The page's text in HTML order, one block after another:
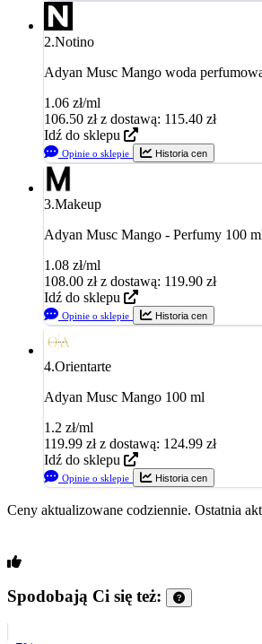
2.Notino
Adyan Musc Mango woda
1.06 zł/ml
106.50 zł z dostawą: 115.40 zł
Idź do sklepu
Opinie o sklepie Historia cen
3.Makeup
Adyan Musc Mango - Perfumy 100
1.08 zł/ml
108.00 zł z dostawą: 119.90 zł
Idź do sklepu
Opinie o sklepie Historia cen
4.Orientarte
Adyan Musc Mango 100 ml
1.2 zł/ml
119.99 zł z dostawą: 124.99 zł
Idź do sklepu
Opinie o sklepie Historia cen
Ceny aktualizowane codziennie. Ostatnia
Spodobają Ci się też: